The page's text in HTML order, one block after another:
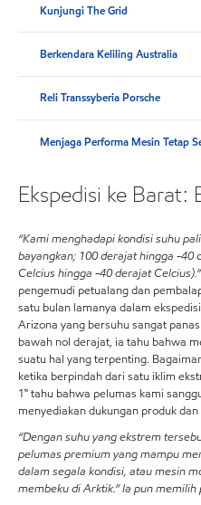
Kunjungi The Grid
Berkendara Keliling Australia
Reli Transsyberia Porsche
Menjaga Performa Mesin Tetap
Ekspedisi ke Barat:
“Kami menghadapi kondisi suhu
bayangkan; 100 derajat hingga -40
Celcius hingga -40 derajat Celcius).”
pengemudi petualang dan
satu bulan lamanya dalam
Arizona yang bersuhu sangat
bawah nol derajat, ia tahu bahwa
suatu hal yang terpenting.
ketika berpindah dari satu iklim
1™ tahu bahwa pelumas kami
menyediakan dukungan produk
“Dengan suhu yang ekstrem
pelumas premium yang mampu
dalam segala kondisi, atau mesin
membeku di Arktik.” Ia pun memilih